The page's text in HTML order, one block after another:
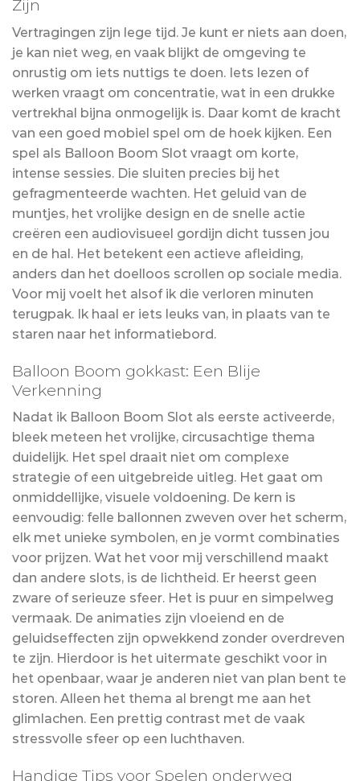
Zijn
Vertragingen zijn lege tijd. Je kunt er niets aan doen,
je kan niet weg, en vaak blijkt de omgeving te
onrustig om iets nuttigs te doen. Iets lezen of
werken vraagt om concentratie, wat in een drukke
vertrekhal bijna onmogelijk is. Daar komt de kracht
van een goed mobiel spel om de hoek kijken. Een
spel als Balloon Boom Slot vraagt om korte,
intense sessies. Die sluiten precies bij het
gefragmenteerde wachten. Het geluid van de
muntjes, het vrolijke design en de snelle actie
creëren een audiovisueel gordijn dicht tussen jou
en de hal. Het betekent een actieve afleiding,
anders dan het doelloos scrollen op sociale media.
Voor mij voelt het alsof ik die verloren minuten
terugpak. Ik haal er iets leuks van, in plaats van te
staren naar het informatiebord.
Balloon Boom gokkast: Een Blije
Verkenning
Nadat ik Balloon Boom Slot als eerste activeerde,
bleek meteen het vrolijke, circusachtige thema
duidelijk. Het spel draait niet om complexe
strategie of een uitgebreide uitleg. Het gaat om
onmiddellijke, visuele voldoening. De kern is
eenvoudig: felle ballonnen zweven over het scherm,
elk met unieke symbolen, en je vormt combinaties
voor prijzen. Wat het voor mij verschillend maakt
dan andere slots, is de lichtheid. Er heerst geen
zware of serieuze sfeer. Het is puur en simpelweg
vermaak. De animaties zijn vloeiend en de
geluidseffecten zijn opwekkend zonder overdreven
te zijn. Hierdoor is het uitermate geschikt voor in
het openbaar, waar je anderen niet van plan bent te
storen. Alleen het thema al brengt me aan het
glimlachen. Een prettig contrast met de vaak
stressvolle sfeer op een luchthaven.
Handige Tips voor Spelen onderweg